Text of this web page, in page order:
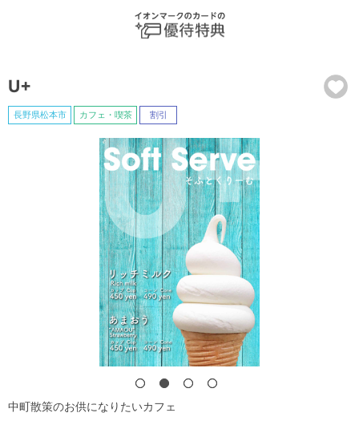
U+
長野県松本市 カフェ・喫茶 割引
中町散策のお供になりたいカフェ